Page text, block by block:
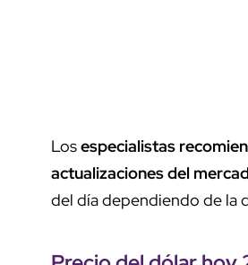
Losespecialistas
actualizaciones del
del día dependiendo de la